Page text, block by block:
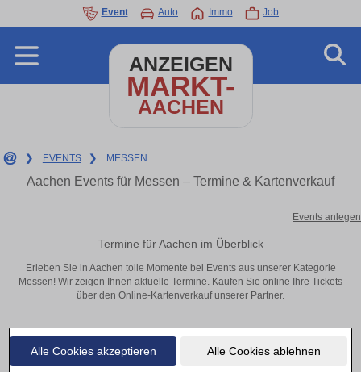
Alle Cookies akzeptieren Alle Cookies ablehnen
Event Auto Immo Job
ANZEIGEN
MARKT-
AACHEN
❯ EVENTS ❯ MESSEN
Aachen Events für Messen – Termine & Kartenverkauf
Events anlegen
Termine für Aachen im Überblick
Erleben Sie in Aachen tolle Momente bei Events aus unserer Kategorie
Messen! Wir zeigen Ihnen aktuelle Termine. Kaufen Sie online Ihre Tickets
über den Online-Kartenverkauf unserer Partner.